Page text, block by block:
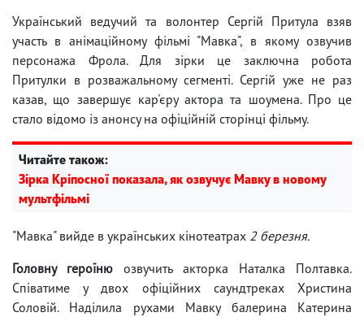
Український ведучий та волонтер Сергій Притула взяв
участь в анімаційному фільмі "Мавка", в якому озвучив
персонажа Фрола. Для зірки це заключна робота
Притулки в розважальному сегменті. Сергій уже не раз
казав, що завершує кар'єру актора та шоумена. Про це
стало відомо із анонсу на офіційній сторінці фільму.
Читайте також:
Зірка Кріпосної показала, як озвучує Мавку в новому
мультфільмі
"Мавка" вийде в українських кінотеатрах 2 березня.
Головну героїню озвучить акторка Наталка Полтавка.
Співатиме у двох офіційних саундтреках Христина
Соловій. Наділила рухами Мавку балерина Катерина